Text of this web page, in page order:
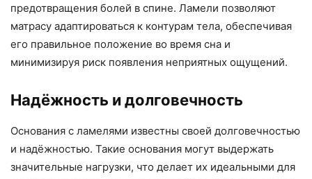
предотвращения болей в спине. Ламели позволяют
матрасу адаптироваться к контурам тела, обеспечивая
его правильное положение во время сна и
минимизируя риск появления неприятных ощущений.
Надёжность и долговечность
Основания с ламелями известны своей долговечностью
и надёжностью. Такие основания могут выдержать
значительные нагрузки, что делает их идеальными для